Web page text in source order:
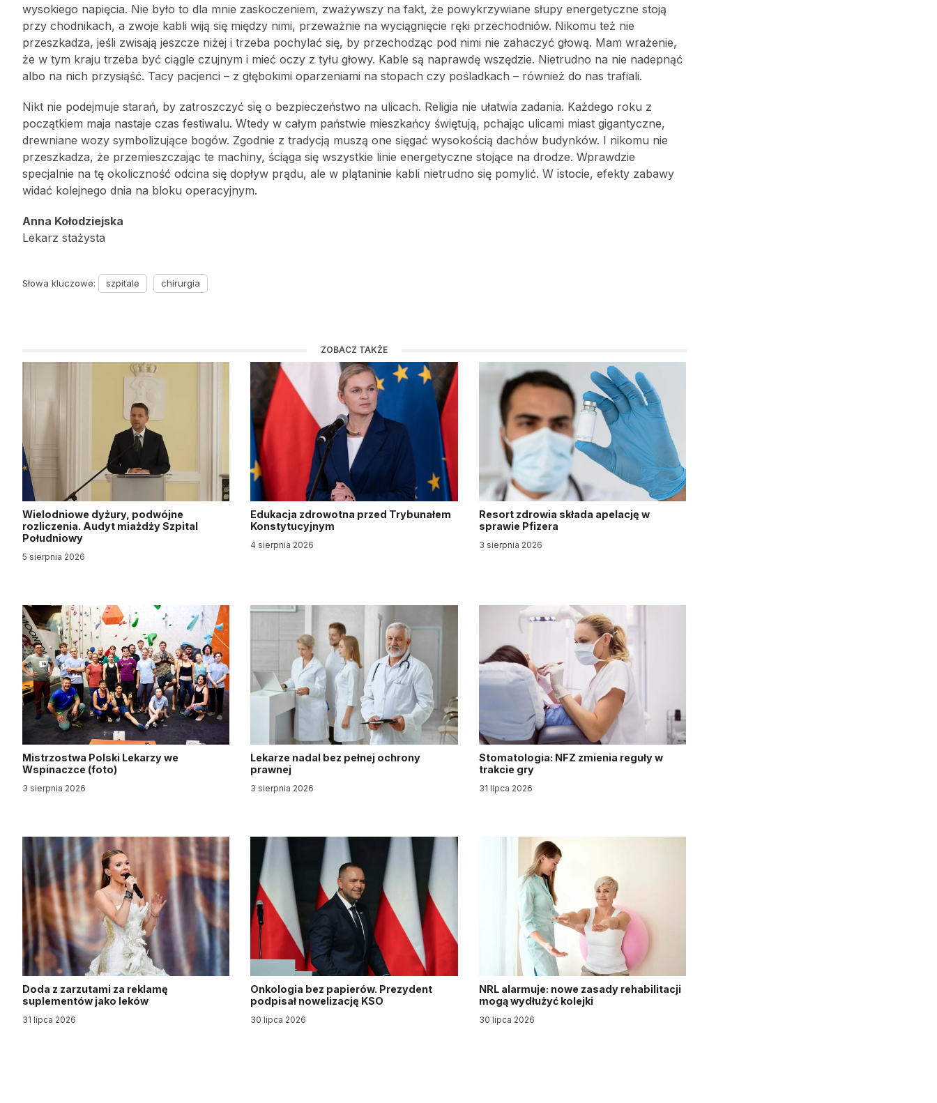
wysokiego napięcia. Nie było to dla mnie zaskoczeniem, zważywszy na fakt, że powykrzywiane słupy energetyczne stoją
przy chodnikach, a zwoje kabli wiją się między nimi, przeważnie na wyciągnięcie ręki przechodniów. Nikomu też nie
przeszkadza, jeśli zwisają jeszcze niżej i trzeba pochylać się, by przechodząc pod nimi nie zahaczyć głową. Mam wrażenie,
że w tym kraju trzeba być ciągle czujnym i mieć oczy z tyłu głowy. Kable są naprawdę wszędzie. Nietrudno na nie nadepnąć
albo na nich przysiąść. Tacy pacjenci – z głębokimi oparzeniami na stopach czy pośladkach – również do nas trafiali.
Nikt nie podejmuje starań, by zatroszczyć się o bezpieczeństwo na ulicach. Religia nie ułatwia zadania. Każdego roku z
początkiem maja nastaje czas festiwalu. Wtedy w całym państwie mieszkańcy świętują, pchając ulicami miast gigantyczne,
drewniane wozy symbolizujące bogów. Zgodnie z tradycją muszą one sięgać wysokością dachów budynków. I nikomu nie
przeszkadza, że przemieszczając te machiny, ściąga się wszystkie linie energetyczne stojące na drodze. Wprawdzie
specjalnie na tę okoliczność odcina się dopływ prądu, ale w plątaninie kabli nietrudno się pomylić. W istocie, efekty zabawy
widać kolejnego dnia na bloku operacyjnym.
Anna Kołodziejska
Lekarz stażysta
Słowa kluczowe: szpitale chirurgia
ZOBACZ TAKŻE
Wielodniowe dyżury, podwójne
rozliczenia. Audyt miażdży Szpital
Południowy
5 sierpnia 2026
Edukacja zdrowotna przed Trybunałem
Konstytucyjnym
4 sierpnia 2026
Resort zdrowia składa apelację w
sprawie Pfizera
3 sierpnia 2026
Mistrzostwa Polski Lekarzy we
Wspinaczce (foto)
3 sierpnia 2026
Lekarze nadal bez pełnej ochrony
prawnej
3 sierpnia 2026
Stomatologia: NFZ zmienia reguły w
trakcie gry
31 lipca 2026
Doda z zarzutami za reklamę
suplementów jako leków
31 lipca 2026
Onkologia bez papierów. Prezydent
podpisał nowelizację KSO
30 lipca 2026
NRL alarmuje: nowe zasady rehabilitacji
mogą wydłużyć kolejki
30 lipca 2026